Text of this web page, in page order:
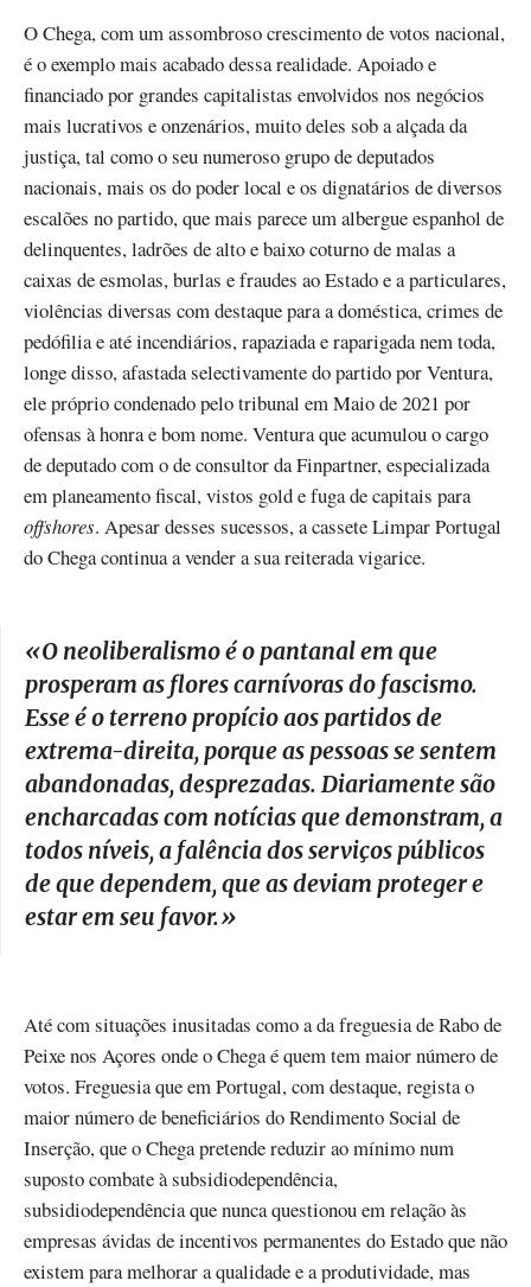
O Chega, com um assombroso crescimento de votos nacional,
é o exemplo mais acabado dessa realidade. Apoiado e
financiado por grandes capitalistas envolvidos nos negócios
mais lucrativos e onzenários, muito deles sob a alçada da
justiça, tal como o seu numeroso grupo de deputados
nacionais, mais os do poder local e os dignatários de diversos
escalões no partido, que mais parece um albergue espanhol de
delinquentes, ladrões de alto e baixo coturno de malas a
caixas de esmolas, burlas e fraudes ao Estado e a particulares,
violências diversas com destaque para a doméstica, crimes de
pedófilia e até incendiários, rapaziada e raparigada nem toda,
longe disso, afastada selectivamente do partido por Ventura,
ele próprio condenado pelo tribunal em Maio de 2021 por
ofensas à honra e bom nome. Ventura que acumulou o cargo
de deputado com o de consultor da Finpartner, especializada
em planeamento fiscal, vistos gold e fuga de capitais para
offshores. Apesar desses sucessos, a cassete Limpar Portugal
do Chega continua a vender a sua reiterada vigarice.
«O neoliberalismo é o pantanal em que
prosperam as flores carnívoras do fascismo.
Esse é o terreno propício aos partidos de
extrema-direita, porque as pessoas se sentem
abandonadas, desprezadas. Diariamente são
encharcadas com notícias que demonstram, a
todos níveis, a falência dos serviços públicos
de que dependem, que as deviam proteger e
estar em seu favor.»
Até com situações inusitadas como a da freguesia de Rabo de
Peixe nos Açores onde o Chega é quem tem maior número de
votos. Freguesia que em Portugal, com destaque, regista o
maior número de beneficiários do Rendimento Social de
Inserção, que o Chega pretende reduzir ao mínimo num
suposto combate à subsidiodependência,
subsidiodependência que nunca questionou em relação às
empresas ávidas de incentivos permanentes do Estado que não
existem para melhorar a qualidade e a produtividade, mas